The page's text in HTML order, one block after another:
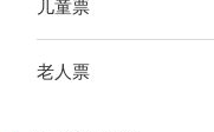
儿童票
老人票